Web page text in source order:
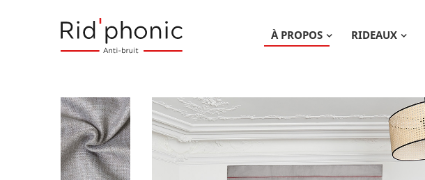
À PROPOS RIDEAUX